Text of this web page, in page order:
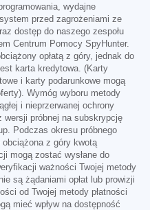
wydajne
przed zagrożeniami ze
dostęp do naszego zespołu
Centrum Pomocy SpyHunter.
opłatą z góry, jednak do
karta kredytowa. (Karty
i karty podarunkowe mogą
Wymóg wyboru metody
i nieprzerwanej ochrony
wersji próbnej na subskrypcję
Podczas okresu próbnego
obciążona z góry kwotą
mogą zostać wysłane do
ważności Twojej metody
są żądaniami opłat lub prowizji
od Twojej metody płatności
mieć wpływ na dostępność